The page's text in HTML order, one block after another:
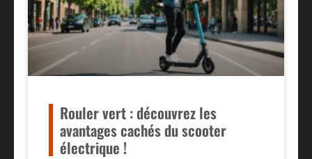
Rouler vert : découvrez les
avantages cachés du scooter
électrique !